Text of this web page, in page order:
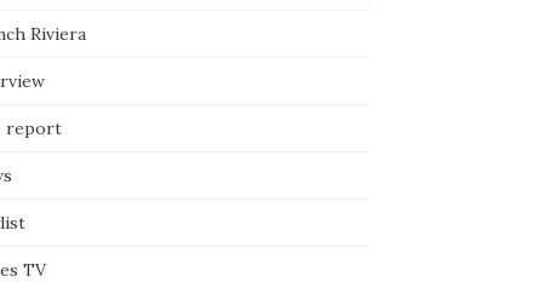
Riviera
report
TV